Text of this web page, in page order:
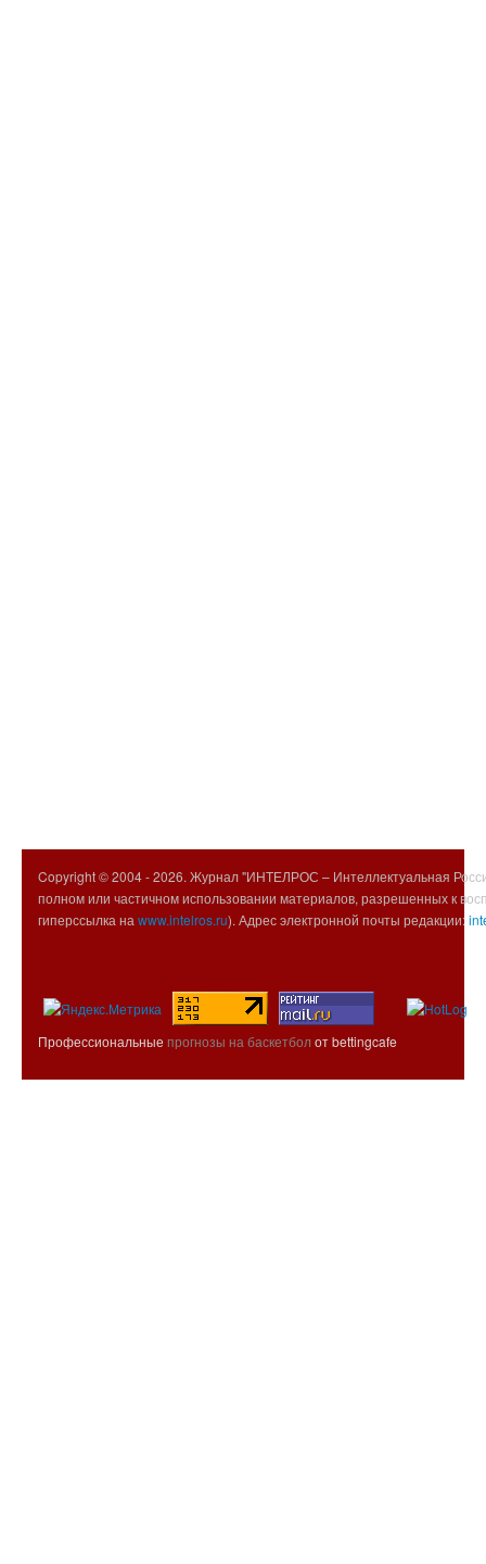
Copyright © 2004 -2026. Журнал "ИНТЕЛРОС – Интеллектуальная
полном или частичном использовании материалов, разрешенных к
гиперссылка на www.intelros.ru). Адрес электронной почты редакции:
Профессиональные прогнозы на баскетбол от bettingcafe